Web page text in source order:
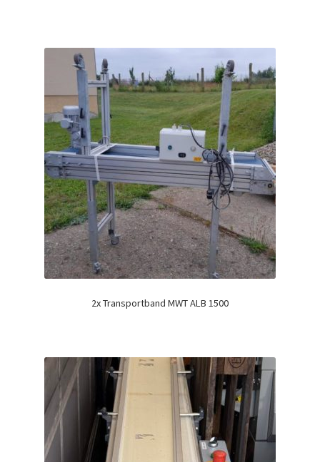
2x Transportband MWT ALB 1500